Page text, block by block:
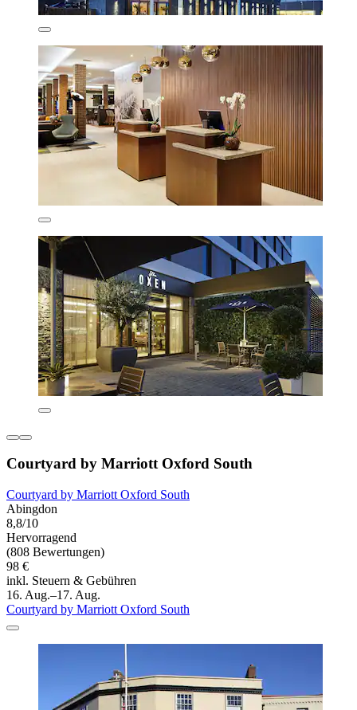
Courtyard by Marriott Oxford South
Courtyard by Marriott Oxford South
Abingdon
8,8/10
Hervorragend
(808 Bewertungen)
98 €
inkl. Steuern & Gebühren
16. Aug.–17. Aug.
Courtyard by Marriott Oxford South